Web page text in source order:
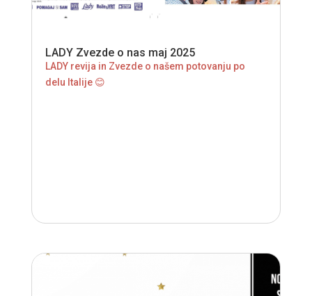
LADY Zvezde o nas maj 2025
LADY revija in Zvezde o našem potovanju po
delu Italije 😊